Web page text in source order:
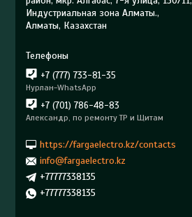
Индустриальная зона Алматы.,
Алматы, Казахстан
+7 (777) 733-81-35
Нурлан-WhatsApp
+7 (701) 786-48-83
Александр, по ремонту ТР и Щитам
https://fargaelectro.kz/contacts
info@fargaelectro.kz
+77777338135
+77777338135